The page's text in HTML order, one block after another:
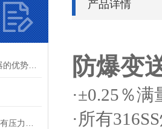
产品详情
防爆变
·±0.25％满
·所有316SS